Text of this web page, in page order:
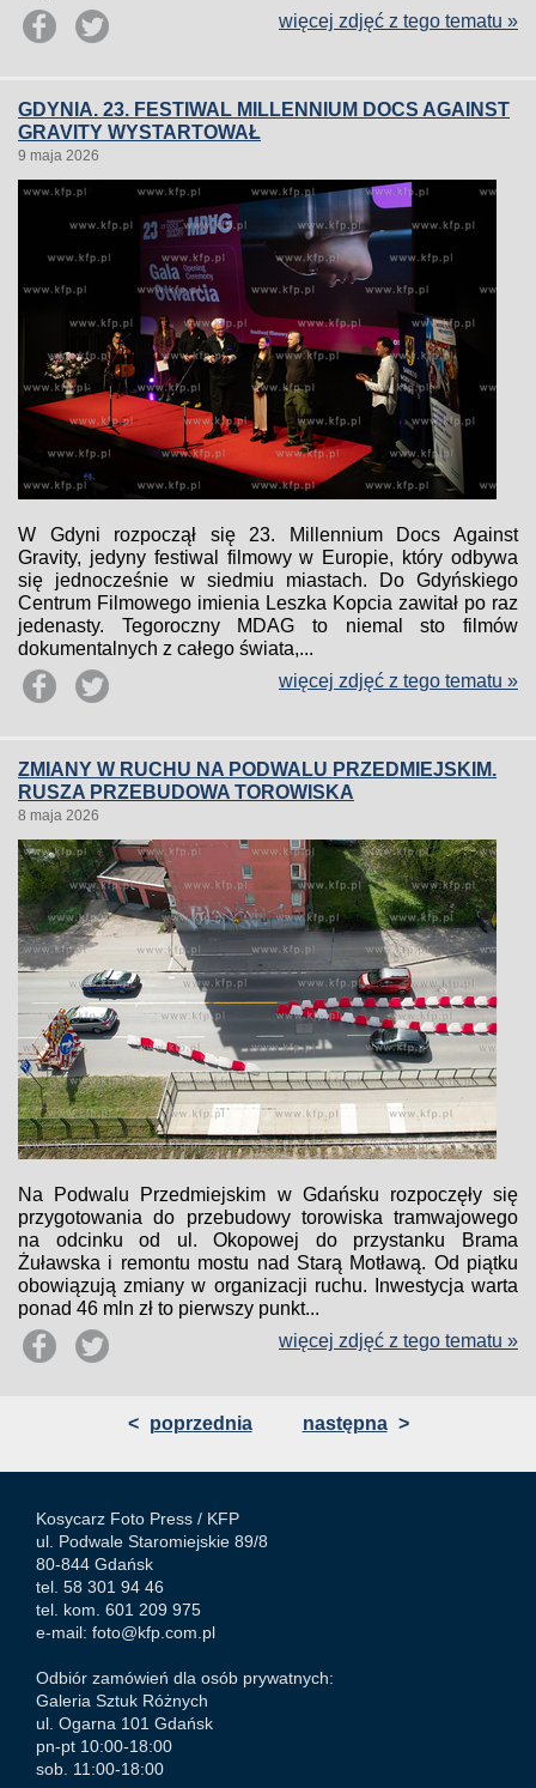
więcej zdjęć z tego tematu »
GDYNIA. 23. FESTIWAL MILLENNIUM DOCS AGAINST
GRAVITY WYSTARTOWAŁ
9 maja 2026
W Gdyni rozpoczął się 23. Millennium Docs Against
Gravity, jedyny festiwal filmowy w Europie, który odbywa
się jednocześnie w siedmiu miastach. Do Gdyńskiego
Centrum Filmowego imienia Leszka Kopcia zawitał po raz
jedenasty. Tegoroczny MDAG to niemal sto filmów
dokumentalnych z całego świata,...
więcej zdjęć z tego tematu »
ZMIANY W RUCHU NA PODWALU PRZEDMIEJSKIM.
RUSZA PRZEBUDOWA TOROWISKA
8 maja 2026
Na Podwalu Przedmiejskim w Gdańsku rozpoczęły się
przygotowania do przebudowy torowiska tramwajowego
na odcinku od ul. Okopowej do przystanku Brama
Żuławska i remontu mostu nad Starą Motławą. Od piątku
obowiązują zmiany w organizacji ruchu. Inwestycja warta
ponad 46 mln zł to pierwszy punkt...
więcej zdjęć z tego tematu »
< poprzednia następna >
Kosycarz Foto Press / KFP
ul. Podwale Staromiejskie 89/8
80-844 Gdańsk
tel. 58 301 94 46
tel. kom. 601 209 975
e-mail: foto@kfp.com.pl
Odbiór zamówień dla osób prywatnych:
Galeria Sztuk Różnych
ul. Ogarna 101 Gdańsk
pn-pt 10:00-18:00
sob. 11:00-18:00